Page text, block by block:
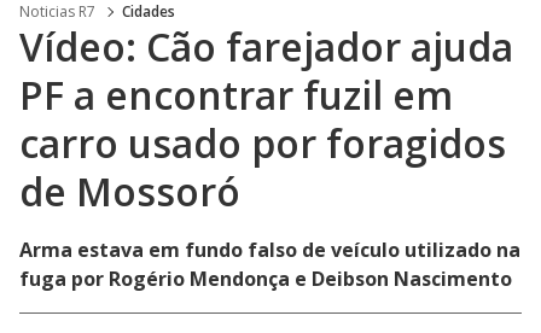
Noticias R7 Cidades
Vídeo: Cão farejador ajuda
PF a encontrar fuzil em
carro usado por foragidos
de Mossoró
Arma estava em fundo falso de veículo utilizado na
fuga por Rogério Mendonça e Deibson Nascimento